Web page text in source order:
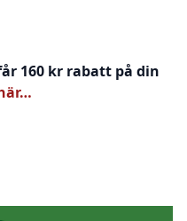
160 kr rabatt på din